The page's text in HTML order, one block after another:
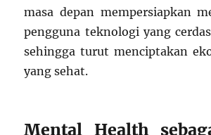
masa depan mempersiapkan
pengguna teknologi yang
sehingga turut menciptakan
yang sehat.
Mental Health